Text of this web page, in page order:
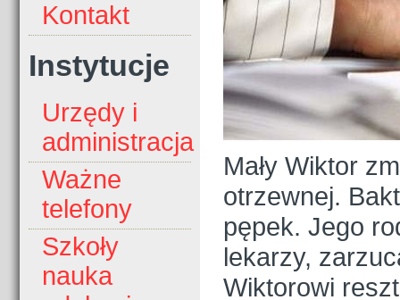
Kontakt
Instytucje
Urzędy i
administracja
Ważne
telefony
Szkoły
nauka
Mały Wiktor
otrzewnej.
pępek. Jego
lekarzy,
Wiktorowi